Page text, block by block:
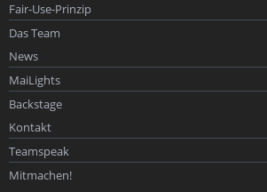
Fair-Use-Prinzip
Das Team
News
MaiLights
Backstage
Kontakt
Teamspeak
Mitmachen!